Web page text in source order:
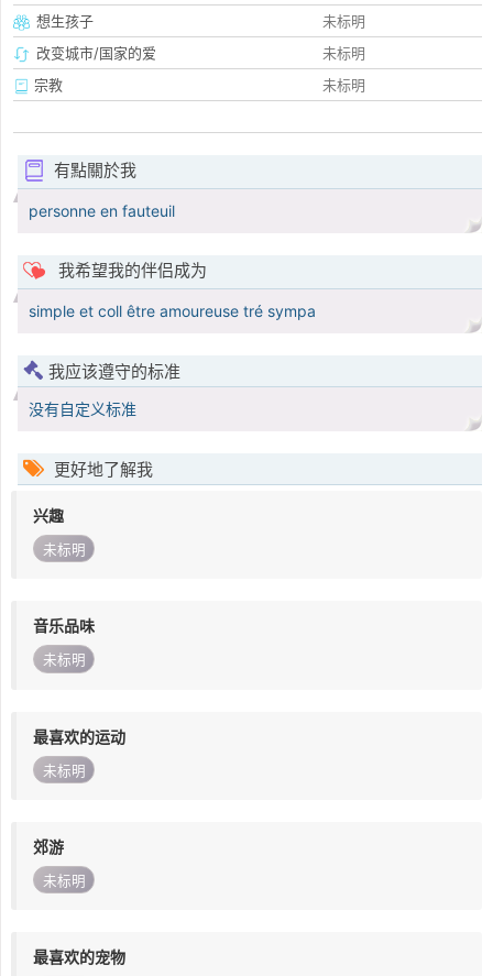
想生孩子
未标明
改变城市/国家的爱
未标明
宗教
未标明
有點關於我
personne en fauteuil
我希望我的伴侣成为
simple et coll être amoureuse tré sympa
我应该遵守的标准
没有自定义标准
更好地了解我
兴趣
未标明
音乐品味
未标明
最喜欢的运动
未标明
郊游
未标明
最喜欢的宠物